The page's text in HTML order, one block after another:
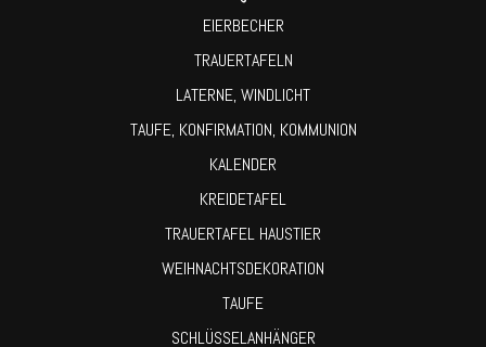
EIERBECHER
TRAUERTAFELN
LATERNE, WINDLICHT
TAUFE, KONFIRMATION, KOMMUNION
KALENDER
KREIDETAFEL
TRAUERTAFEL HAUSTIER
WEIHNACHTSDEKORATION
TAUFE
SCHLÜSSELANHÄNGER